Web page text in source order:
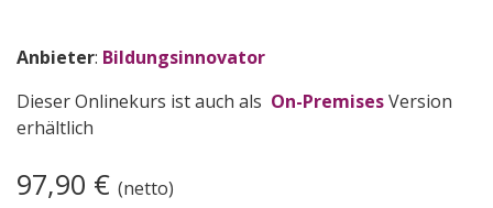
Anbieter: Bildungsinnovator
Dieser Onlinekurs ist auch als On-PremisesVersion
erhältlich
97,90 € (netto)